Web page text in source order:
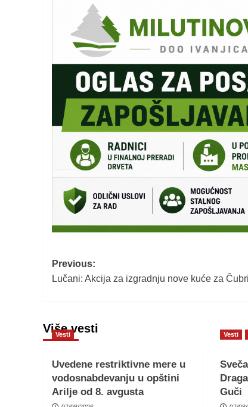
Post
navigation
Previous:
Lučani: Akcija za izgradnju nove kuće za
Više vesti
Vesti
Uvedene restriktivne mere u
vodosnabdevanju u opštini
Arilje od 8. avgusta
Vesti
Guči